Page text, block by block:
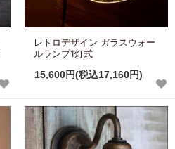
レトロデザイン ガラスウォー
ルランプ1灯式
15,600円(税込17,160円)